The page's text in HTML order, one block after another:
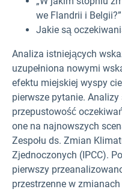
we Flandrii i Belgii?”
Jakie są
Analiza istniejących
uzupełniona nowymi
efektu miejskiej wyspy
pierwsze pytanie.
przepustowość
one na najnowszych
Zespołu ds. Zmian
Zjednoczonych (IPCC).
pierwszy
przestrzenne w